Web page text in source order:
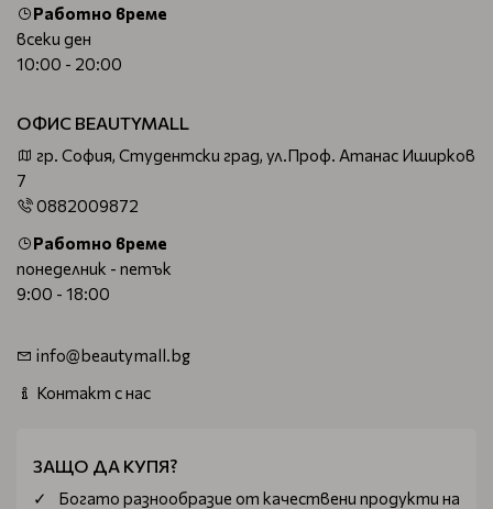
Работно време
всеки ден
10:00 - 20:00
ОФИС BEAUTYMALL
гр. София, Студентски град, ул.Проф. Атанас Иширков
7
0882009872
Работно време
понеделник - петък
9:00 - 18:00
info@beautymall.bg
Контакт с нас
ЗАЩО ДА КУПЯ?
Богатo разнообразие от качествени продукти на